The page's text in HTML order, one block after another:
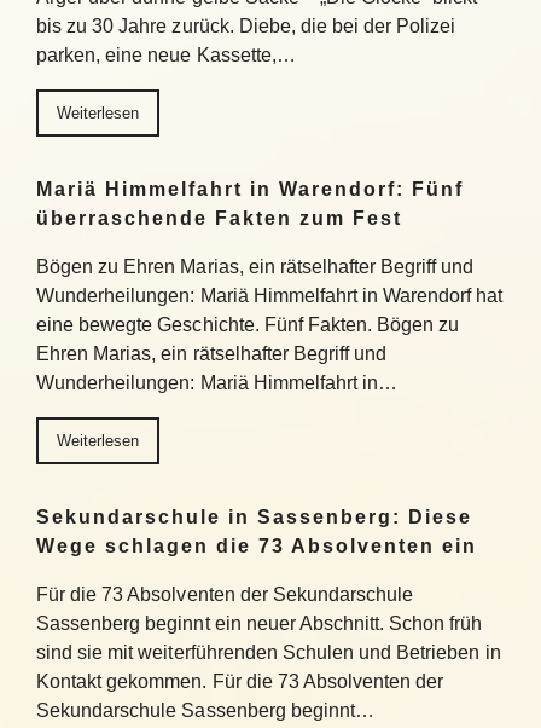
bis zu 30 Jahre zurück. Diebe, die bei der Polizei
parken, eine neue Kassette,…
Weiterlesen
Mariä Himmelfahrt in Warendorf: Fünf
überraschende Fakten zum Fest
Bögen zu Ehren Marias, ein rätselhafter Begriff und
Wunderheilungen: Mariä Himmelfahrt in Warendorf hat
eine bewegte Geschichte. Fünf Fakten. Bögen zu
Ehren Marias, ein rätselhafter Begriff und
Wunderheilungen: Mariä Himmelfahrt in…
Weiterlesen
Sekundarschule in Sassenberg: Diese
Wege schlagen die 73 Absolventen ein
Für die 73 Absolventen der Sekundarschule
Sassenberg beginnt ein neuer Abschnitt. Schon früh
sind sie mit weiterführenden Schulen und Betrieben in
Kontakt gekommen. Für die 73 Absolventen der
Sekundarschule Sassenberg beginnt…